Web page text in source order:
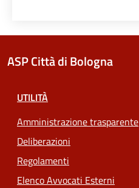
ASP Città di Bologna
UTILITÀ
Amministrazione trasparente
Deliberazioni
Regolamenti
Elenco Avvocati Esterni